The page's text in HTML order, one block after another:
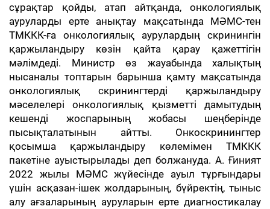
сұрақтар қойды, атап айтқанда, онкологиялық
ауруларды ерте анықтау мақсатында МӘМС-тен
ТМККК-ға онкологиялық аурулардың скринингін
қаржыландыру көзін қайта қарау қажеттігін
мәлімдеді. Министр өз жауабында халықтың
нысаналы топтарын барынша қамту мақсатында
онкологиялық скринингтерді қаржыландыру
мәселелері онкологиялық қызметті дамытудың
кешенді жоспарының жобасы шеңберінде
пысықталатынын айтты. Онкоскринингтер
қосымша қаржыландыру көлемімен ТМККК
пакетіне ауыстырылады деп болжануда. А. Ғиният
2022 жылы МӘМС жүйесінде ауыл тұрғындары
үшін асқазан-ішек жолдарының, бүйректің, тыныс
алу ағзаларының ауруларын ерте диагностикалау